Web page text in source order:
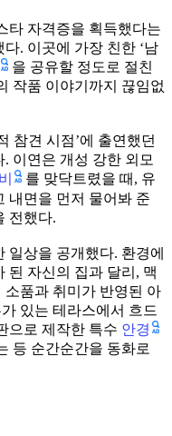
타 자격증을 획득했다는
. 이곳에 가장 친한 ‘남
을 공유할 정도로 절친
작품 이야기까지 끊임없
참견 시점’에 출연했던
이연은 개성 강한 외모
를 맞닥트렸을 때, 유
내면을 먼저 물어봐 준
전했다.
일상을 공개했다. 환경에
된 자신의 집과 달리, 맥
품과 취미가 반영된 아
있는 테라스에서 흐드
으로 제작한 특수 안경
등 순간순간을 동화로